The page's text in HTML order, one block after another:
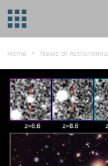
Home News di Astronomia